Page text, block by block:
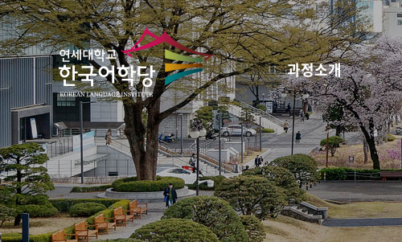
과정소개